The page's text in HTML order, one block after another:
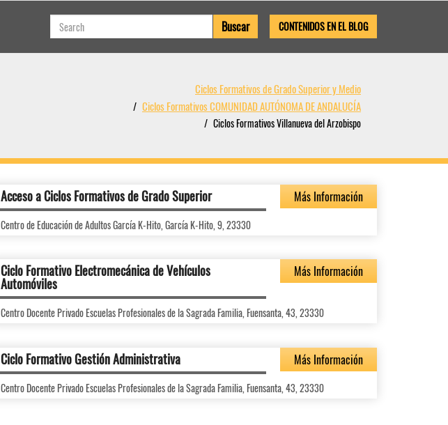
CONTENIDOS EN EL BLOG
Ciclos Formativos de Grado Superior y Medio
Ciclos Formativos COMUNIDAD AUTÓNOMA DE ANDALUCÍA
Ciclos Formativos Villanueva del Arzobispo
Acceso a Ciclos Formativos de Grado Superior Más Información
Centro de Educación de Adultos García K-Hito, García K-Hito, 9, 23330
Ciclo Formativo Electromecánica de Vehículos
Automóviles
Más Información
Centro Docente Privado Escuelas Profesionales de la Sagrada Familia, Fuensanta, 43, 23330
Ciclo Formativo Gestión Administrativa Más Información
Centro Docente Privado Escuelas Profesionales de la Sagrada Familia, Fuensanta, 43, 23330